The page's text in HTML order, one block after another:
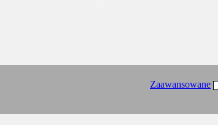
Zaawansowane